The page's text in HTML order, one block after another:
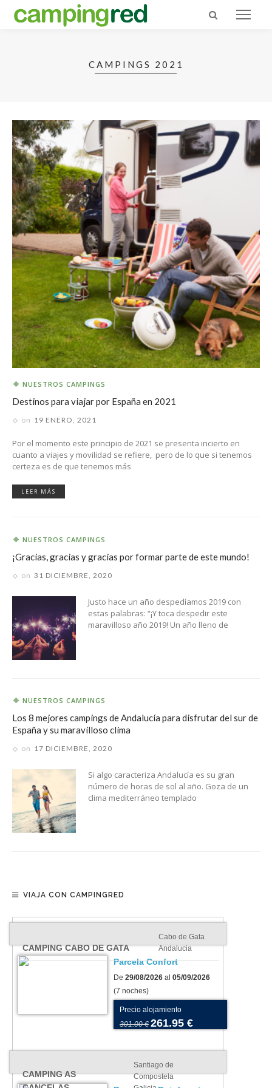
CAMPINGS 2021
NUESTROS CAMPINGS
Destinos para viajar por España en 2021
on 19 ENERO, 2021
Por el momento este principio de 2021 se presenta incierto en
cuanto a viajes y movilidad se refiere, pero de lo que si tenemos
certeza es de que tenemos más
LEER MÁS
NUESTROS CAMPINGS
¡Gracias, gracias y gracias por formar parte de este mundo!
on 31 DICIEMBRE, 2020
Justo hace un año despedíamos 2019 con
estas palabras: “¡Y toca despedir este
maravilloso año 2019! Un año lleno de
NUESTROS CAMPINGS
Los 8 mejores campings de Andalucía para disfrutar del sur de
España y su maravilloso clima
on 17 DICIEMBRE, 2020
Si algo caracteriza Andalucía es su gran
número de horas de sol al año. Goza de un
clima mediterráneo templado
VIAJA CON CAMPINGRED
CAMPING CABO DE GATA
Cabo de Gata
Andalucia
Parcela Confort
De 29/08/2026 al 05/09/2026
(7 noches)
Precio alojamiento
301.00 € 261.95 €
CAMPING AS
Santiago de
Compostela